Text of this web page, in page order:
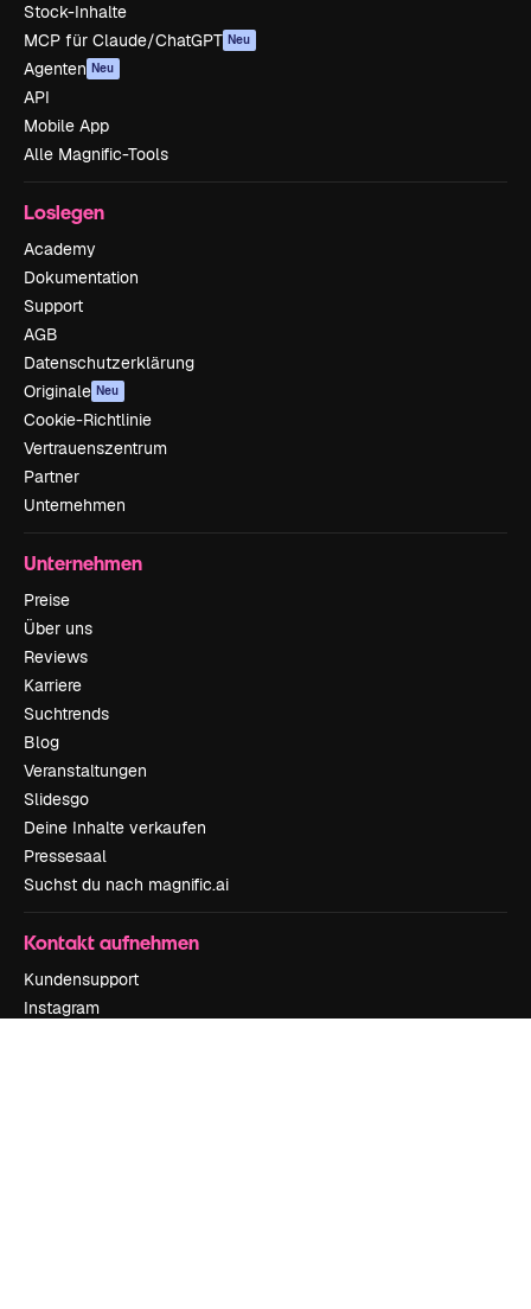
Stock-Inhalte
MCP für Claude/ChatGPT Neu
Agenten Neu
API
Mobile App
Alle Magnific-Tools
Loslegen
Academy
Dokumentation
Support
AGB
Datenschutzerklärung
Originale Neu
Cookie-Richtlinie
Vertrauenszentrum
Partner
Unternehmen
Unternehmen
Preise
Über uns
Reviews
Karriere
Suchtrends
Blog
Veranstaltungen
Slidesgo
Deine Inhalte verkaufen
Pressesaal
Suchst du nach magnific.ai
Kontakt aufnehmen
Kundensupport
Instagram